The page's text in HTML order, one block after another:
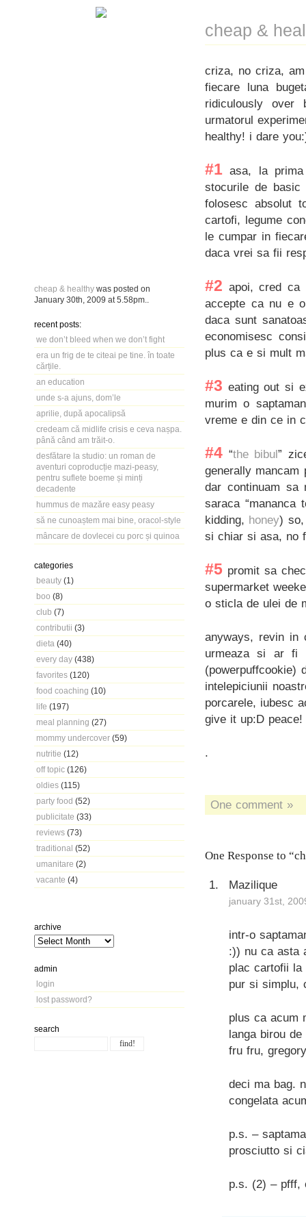
cheap & healthy was posted on
January 30th, 2009 at 5.58pm
recent posts:
we don’t bleed when we don’t fight
era un frig de te citeai pe tine. în toate
cărțile.
an education
unde s-a ajuns, dom’le
aprilie, după apocalipsă
credeam că midlife crisis e ceva nașpa.
până când am trăit-o.
desfătare la studio: un roman de
aventuri coproducție mazi-peasy,
pentru suflete boeme și minți
decadente
hummus de mazăre easy peasy
să ne cunoaștem mai bine, oracol-style
mâncare de dovlecei cu porc și quinoa
categories
beauty (1)
boo (8)
club (7)
contributii (3)
dieta (40)
every day (438)
favorites (120)
food coaching (10)
life (197)
meal planning (27)
mommy undercover (59)
nutritie (12)
off topic (126)
oldies (115)
party food (52)
publicitate (33)
reviews (73)
traditional (52)
umanitare (2)
vacante (4)
archive
admin
login
lost password?
search
cheap &
criza, no criza,
fiecare luna
ridiculously over
urmatorul
healthy! i dare
#1 asa, la
stocurile de
folosesc absolut
cartofi, legume
le cumpar in
daca vrei sa fii
#2 apoi, cred ca
accepte ca nu e
daca sunt
economisesc
plus ca e si mult
#3 eating out si
murim o
vreme e din ce in
#4 “the bibul”
generally
dar continuam sa
saraca
kidding, honey) so,
si chiar si asa, no
#5 promit sa
supermarket
o sticla de ulei de
anyways, revin in
urmeaza si ar fi
intelepiciunii
porcarele, iubesc
give it up:D peace!
.
One comment »
One Response to
Mazilique
january 31st,
intr-o
:)) nu ca asta
plac cartofii la
pur si simplu,
plus ca acum
langa birou
fru fru,
deci ma bag.
congelata
p.s. –
prosciutto si
p.s. (2) – pfff,